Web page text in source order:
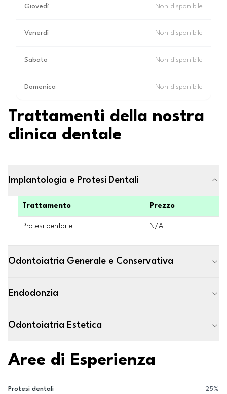
Giovedì Non disponibile
Venerdì Non disponibile
Sabato Non disponibile
Domenica Non disponibile
Trattamenti della nostra
clinica dentale
Implantologia e Protesi Dentali
Trattamento Prezzo
Protesi dentarie N/A
Odontoiatria Generale e Conservativa
Endodonzia
Odontoiatria Estetica
Aree di Esperienza
Protesi dentali 25%